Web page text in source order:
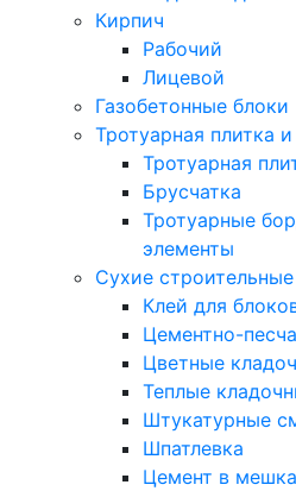
Кирпич
Рабочий
Лицевой
Газобетонные блоки
Тротуарная плитка
Тротуарная
Брусчатка
Тротуарные
элементы
Сухие
Клей для
Цементно-
Цветные
Теплые
Штукатурные
Шпатлевка
Цемент в